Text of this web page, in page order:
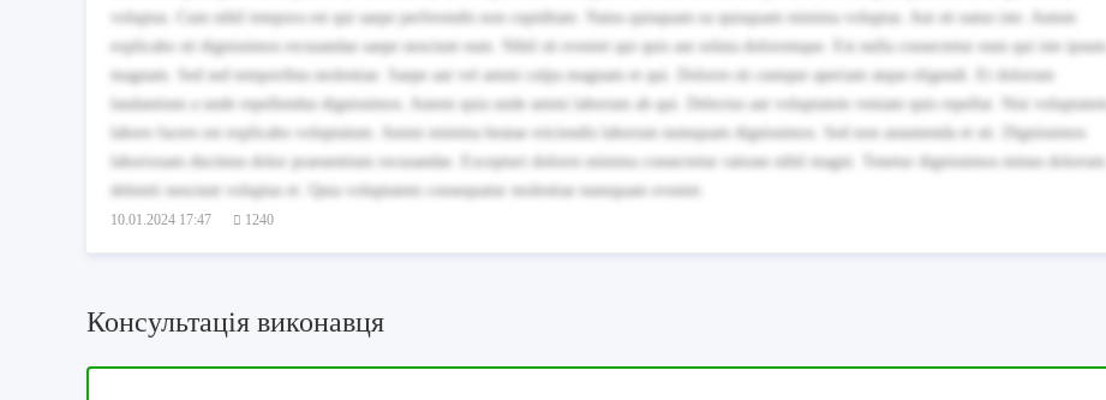
voluptas. Cum nihil tempora est qui saepe perferendis non cupiditate. Natus quisquam ea quisquam minima voluptas. Aut sit natus iste. Autem
explicabo sit dignissimos recusandae saepe nesciunt eum. Nihil sit eveniet qui quis aut soluta doloremque. Est nulla consectetur eum qui iste ipsum
magnam. Sed sed temporibus molestiae. Saepe aut vel animi culpa magnam et qui. Dolores sit cumque aperiam atque eligendi. Et dolorum
laudantium a unde repellendus dignissimos. Autem quia unde animi laborum ab qui. Delectus aut voluptatem veniam quis repellat. Nisi voluptatem
labore facere est explicabo voluptatum. Animi minima beatae reiciendis laborum numquam dignissimos. Sed non assumenda et sit. Dignissimos
laboriosam ducimus dolor praesentium recusandae. Excepturi dolores minima consectetur ratione nihil magni. Tenetur dignissimos minus dolorum
deleniti nesciunt voluptas et. Quia voluptatem consequatur molestiae numquam eveniet.
10.01.2024 17:47 1240
Консультація виконавця